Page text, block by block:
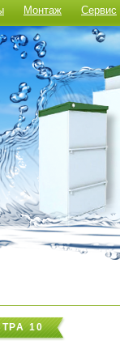
Монтаж Сервис
10